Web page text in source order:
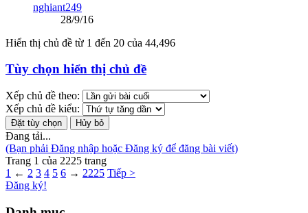
nghiant249
28/9/16
Hiển thị chủ đề từ 1 đến 20 của 44,496
Tùy chọn hiển thị chủ đề
Xếp chủ đề theo:
Xếp chủ đề kiểu:
Đang tải...
(Bạn phải Đăng nhập hoặc Đăng ký để đăng bài viết)
Trang 1 của 2225 trang
1 ← 2 3 4 5 6 → 2225 Tiếp >
Đăng ký!